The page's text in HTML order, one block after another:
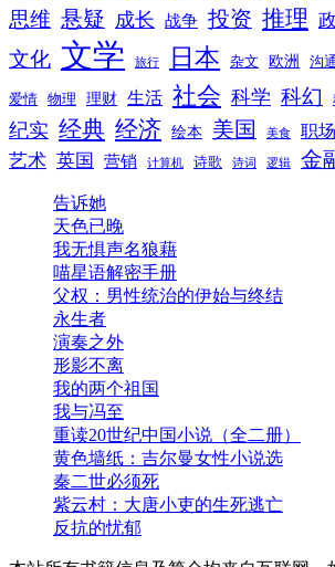
思维 悬疑 成长 战争 投资 推理
文化 文学 旅行 日本 杂文 欧洲 沟
爱情 物理 理财 生活 社会 科学 科幻
纪实 经典 经济 绘本 美国 美食 职场
艺术 英国 营销 计算机 诗歌 诗词 逻辑 金
告诉她
天色已晚
我无惧声名狼藉
喵星语解密手册
父权：男性统治的伊始与终结
永生者
演奏之外
形影不离
我的两个祖国
我与冯至
重读20世纪中国小说（全二册）
黄色墙纸：吉尔曼女性小说选
秦二世必须死
紫云村：大唐小吏的生死逃亡
反抗的忧郁